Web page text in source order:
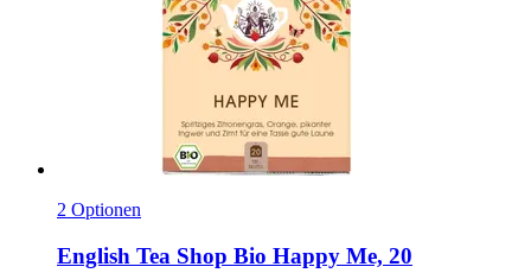
2 Optionen
English Tea Shop Bio Happy Me, 20